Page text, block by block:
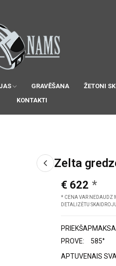
GRAVĒŠANA ŽETONI
KONTAKTI
Zelta
€ 622
* CENA VAR NEDAUDZ
DETALIZĒTU
PROVE:
585°
APTUVENAIS